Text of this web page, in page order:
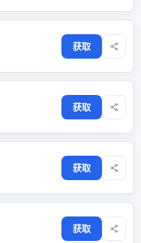
获取
获取
获取
获取